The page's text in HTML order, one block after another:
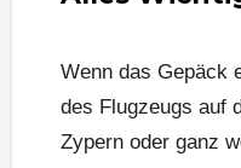
Wenn das Gepäck
des Flugzeugs auf
Zypern oder ganz